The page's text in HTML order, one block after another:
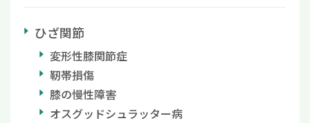
ひざ関節
変形性膝関節症
靭帯損傷
膝の慢性障害
オスグッドシュラッター病